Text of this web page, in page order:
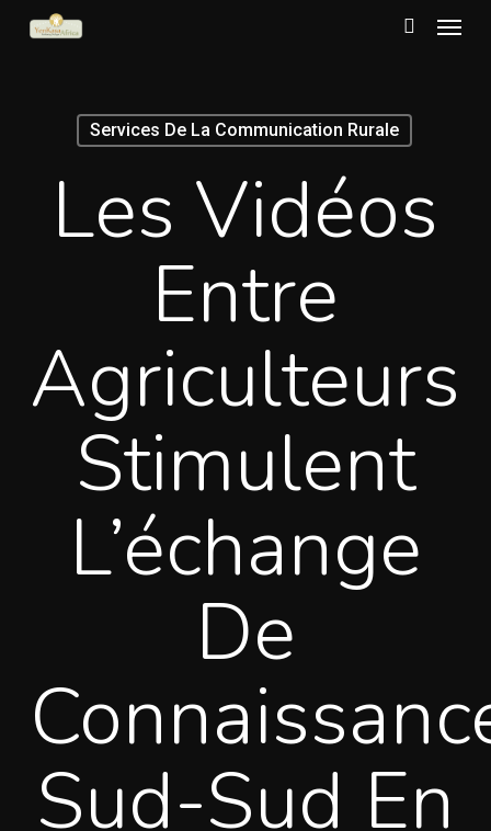
Skip
Services De La Communication Rurale
Les Vidéos
Entre
Agriculteurs
Stimulent
L’échange
De
Sud-Sud En